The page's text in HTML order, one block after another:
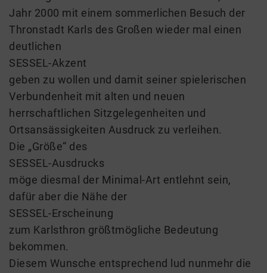
Jahr 2000 mit einem sommerlichen Besuch der
Thronstadt Karls des Großen wieder mal einen
deutlichen
SESSEL-Akzent
geben zu wollen und damit seiner spielerischen
Verbundenheit mit alten und neuen
herrschaftlichen Sitzgelegenheiten und
Ortsansässigkeiten Ausdruck zu verleihen.
Die „Größe“ des
SESSEL-Ausdrucks
möge diesmal der Minimal-Art entlehnt sein,
dafür aber die Nähe der
SESSEL-Erscheinung
zum Karlsthron größtmögliche Bedeutung
bekommen.
Diesem Wunsche entsprechend lud nunmehr die